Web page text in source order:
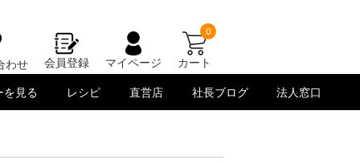
わせ 会員登録 マイページ カート
0
を見る レシピ 直営店 社長ブログ 法人窓口